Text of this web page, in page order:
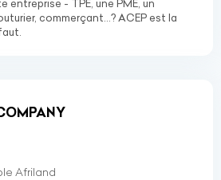
- TPE, une PME, un
commerçant...? ACEP est la
Afriland